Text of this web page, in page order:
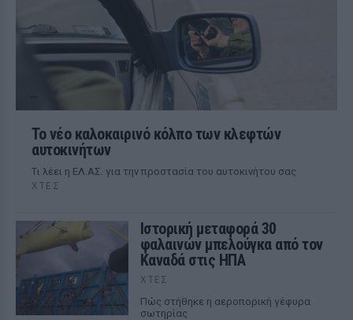
Το νέο καλοκαιρινό κόλπο των κλεφτών
αυτοκινήτων
Tι λέει η ΕΛ.ΑΣ. για την προστασία του αυτοκινήτου σας
ΧΤΕΣ
Ιστορική μεταφορά 30
φαλαινών μπελούγκα από τον
Καναδά στις ΗΠΑ
ΧΤΕΣ
Πώς στήθηκε η αεροπορική γέφυρα
σωτηρίας